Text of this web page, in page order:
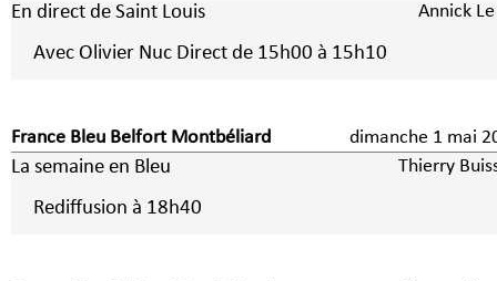
En direct de Saint Louis Annick
Avec Olivier Nuc Direct de 15h00 à 15h10
France Bleu Belfort Montbéliard dimanche 1
La semaine en Bleu Thierry
Rediffusion à 18h40